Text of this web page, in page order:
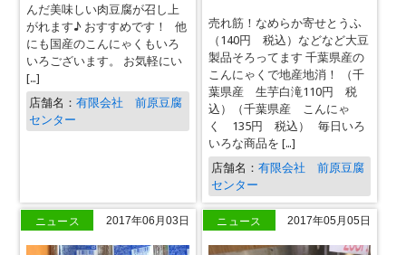
んだ美味しい肉豆腐が召し上
がれます♪ おすすめです！ 他
にも国産のこんにゃくもいろ
いろございます。 お気軽にい
[…]
店舗名：有限会社 前原豆腐
センター
売れ筋！なめらか寄せとうふ
（140円 税込）などなど大豆
製品そろってます 千葉県産の
こんにゃくで地産地消！ （千
葉県産 生芋白滝110円 税
込）（千葉県産 こんにゃ
く 135円 税込） 毎日いろ
いろな商品を […]
店舗名： 有限会社 前原豆腐
センター
ニュース 2017年06月03日 ニュース 2017年05月05日